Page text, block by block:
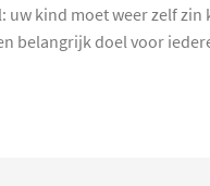
uw kind moet weer zelf zin
belangrijk doel voor